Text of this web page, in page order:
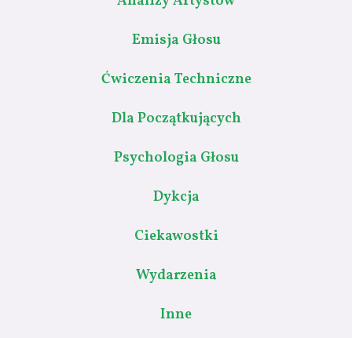
Emisja Głosu
Ćwiczenia Techniczne
Dla Początkujących
Psychologia Głosu
Dykcja
Ciekawostki
Wydarzenia
Inne